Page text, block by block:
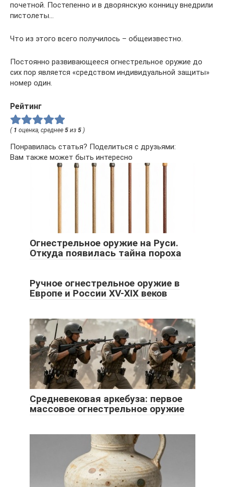
почетной. Постепенно и в дворянскую конницу внедрили
пистолеты…
Что из этого всего получилось – общеизвестно.
Постоянно развивающееся огнестрельное оружие до
сих пор является «средством индивидуальной защиты»
номер один.
Рейтинг
( 1 оценка, среднее 5 из 5 )
Понравилась статья? Поделиться с друзьями:
Вам также может быть интересно
Огнестрельное оружие на Руси.
Откуда появилась тайна пороха
Ручное огнестрельное оружие в
Европе и России XV-XIX веков
Средневековая аркебуза: первое
массовое огнестрельное оружие